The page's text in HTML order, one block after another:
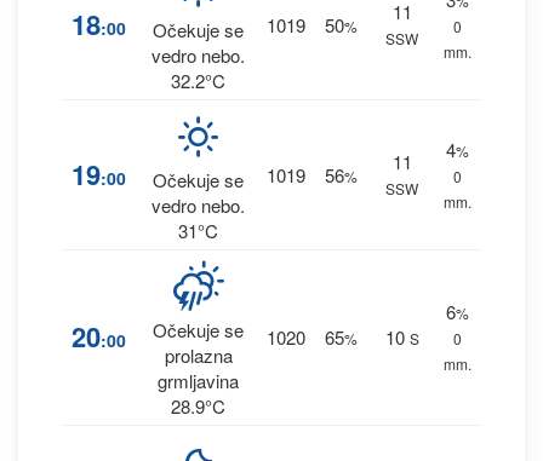
18:00
Očekuje se
vedro nebo.
32.2°C
1019 50%
11
SSW
0
mm.
19:00
Očekuje se
vedro nebo.
31°C
1019 56%
11
SSW
4%
0
mm.
20:00
Očekuje se
prolazna
grmljavina
28.9°C
1020 65% 10 S
6%
0
mm.